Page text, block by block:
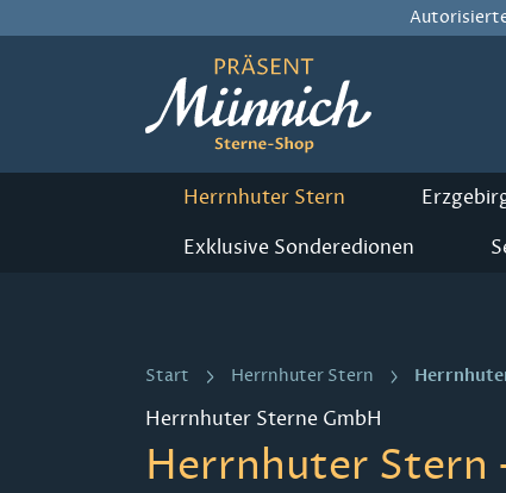
Herrnhuter Stern
Exklusive Sonderedionen
Start Herrnhuter Stern
Herrnhuter Sterne GmbH
Herrnhuter Stern